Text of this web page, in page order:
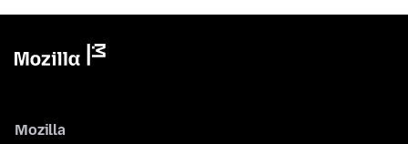
Mozilla